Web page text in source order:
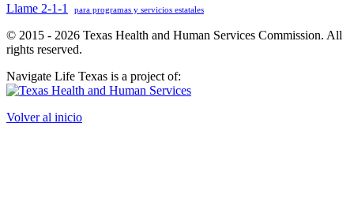
Llame 2-1-1
para programas y servicios estatales
© 2015 - 2026 Texas Health and Human Services Commission. All
rights reserved.
Navigate Life Texas is a project of:
Volver al inicio